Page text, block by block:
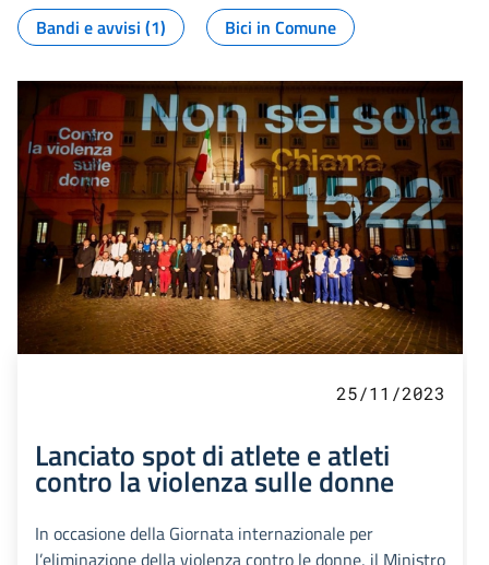
Bandi e avvisi (1)
Bici in Comune
25/11/2023
Lanciato spot di atlete e atleti
contro la violenza sulle donne
In occasione della Giornata internazionale per
l’eliminazione della violenza contro le donne, il Ministro